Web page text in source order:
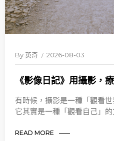
By英奇 2026-08-03
《影像日記》用攝影，
有時候，攝影是一種「觀看
它其實是一種「觀看自己」的
READ MORE